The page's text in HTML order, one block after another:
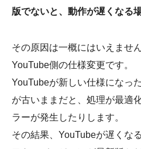
版でないと、動作が遅くなる
その原因は一概にはいえませ
YouTube側の仕様変更です。
YouTubeが新しい仕様になっ
が古いままだと、処理が最適
ラーが発生したりします。
その結果、YouTubeが遅くな